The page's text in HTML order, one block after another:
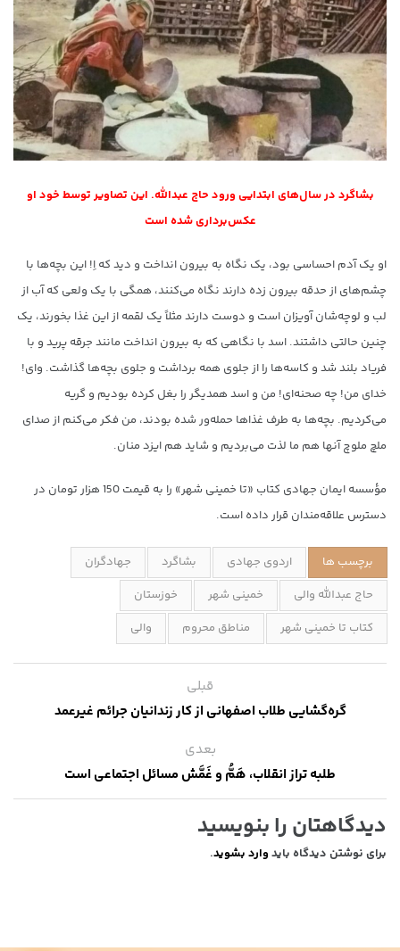
بشاگرد در سال‌های ابتدایی ورود حاج عبدالله. این تصاویر توسط خود او
عکس‌برداری شده است
او یک آدم احساسی بود، یک نگاه به بیرون انداخت و دید که اِ! این بچه‌ها با
چشم‌های از حدقه بیرون زده دارند نگاه می‌کنند، همگی با یک ولعی که آب از
لب و لوچه‌شان آویزان است و دوست دارند مثلاً یک لقمه از این غذا بخورند، یک
چنین حالتی داشتند. اسد با نگاهی که به بیرون انداخت مانند جرقه پرید و با
فریاد بلند شد و کاسه‌ها را از جلوی همه برداشت و جلوی بچه‌ها گذاشت. وای!
خدای من! چه صحنه‌ای! من و اسد همدیگر را بغل کرده بودیم و گریه
می‌کردیم. بچه‌ها به طرف غذاها حمله‌ور شده بودند، من فکر می‌کنم از صدای
ملچ ملوچ آنها هم ما لذت می‌بردیم و شاید هم ایزد منان.
مؤسسه ایمان جهادی کتاب «تا خمینی شهر» را به قیمت 150 هزار تومان در
دسترس علاقه‌مندان قرار داده است.
برچسب ها اردوی جهادی بشاگرد
جهادگران
حاج عبدالله والی
خمینی شهر
خوزستان
کتاب تا خمینی شهر
مناطق محروم والی
قبلی
گره‌گشایی طلاب اصفهانی از کار زندانیان جرائم غیرعمد
بعدی
طلبه تراز انقلاب، هَمُّ و غَمَّش مسائل اجتماعی است
دیدگاهتان را بنویسید
برای نوشتن دیدگاه باید وارد بشوید.